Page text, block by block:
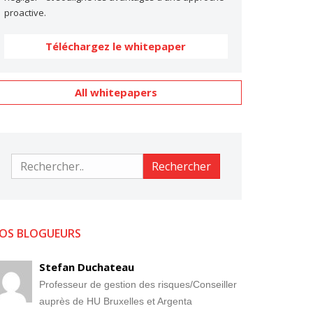
proactive.
Téléchargez le whitepaper
All whitepapers
Rechercher Rechercher
BLOGUEURS
Stefan Duchateau
Professeur de gestion des risques/Conseiller
auprès de HU Bruxelles et Argenta